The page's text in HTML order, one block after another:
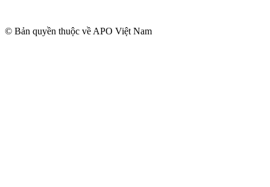
© Bản quyền thuộc về APO Việt Nam